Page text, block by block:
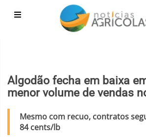
Algodão fecha em baixa
menor volume de vendas
Mesmo com recuo, contratos
84 cents/lb